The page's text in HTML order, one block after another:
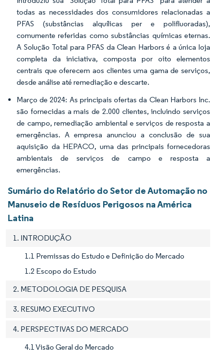
todas as necessidades dos consumidores relacionadas a
PFAS (substâncias alquílicas per e polifluoradas),
comumente referidas como substâncias químicas eternas.
A Solução Total para PFAS da Clean Harbors é a única loja
completa da iniciativa, composta por oito elementos
centrais que oferecem aos clientes uma gama de serviços,
desde análise até remediação e descarte.
Março de 2024: As principais ofertas da Clean Harbors Inc.
são fornecidas a mais de 2.000 clientes, incluindo serviços
de campo, remediação ambiental e serviços de resposta a
emergências. A empresa anunciou a conclusão de sua
aquisição da HEPACO, uma das principais fornecedoras
ambientais de serviços de campo e resposta a
emergências.
Sumário do Relatório do Setor de Automação no
Manuseio de Resíduos Perigosos na América
Latina
1. INTRODUÇÃO
1.1 Premissas do Estudo e Definição do Mercado
1.2 Escopo do Estudo
2. METODOLOGIA DE PESQUISA
3. RESUMO EXECUTIVO
4. PERSPECTIVAS DO MERCADO
4.1 Visão Geral do Mercado